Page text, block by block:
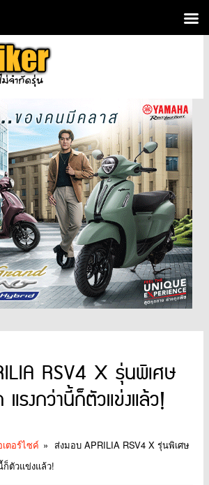
RSV4 X รุ่นพิเศษ
รงกว่านี้ก็ตัวแข่งแล้ว!
ตอร์ไซค์ » ส่งมอบ APRILIA RSV4 X รุ่นพิเศษ
ก็ตัวแข่งแล้ว!